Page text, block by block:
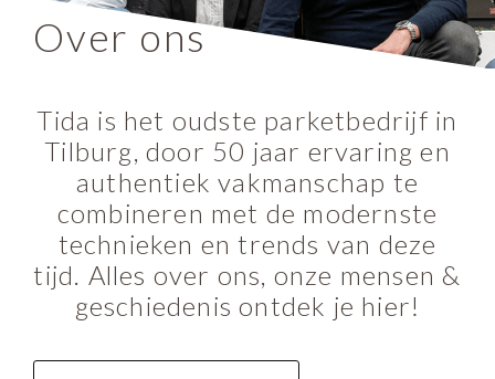
Over ons
Tida is het oudste parketbedrijf in
Tilburg, door 50 jaar ervaring en
authentiek vakmanschap te
combineren met de modernste
technieken en trends van deze
tijd. Alles over ons, onze mensen &
geschiedenis ontdek je hier!